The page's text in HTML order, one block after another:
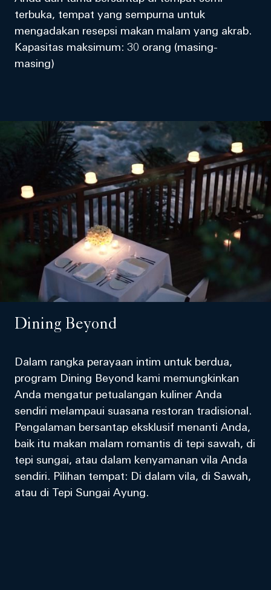
terbuka, tempat yang sempurna untuk
mengadakan resepsi makan malam yang akrab.
Kapasitas maksimum: 30 orang (masing-
masing)
Dining Beyond
Dalam rangka perayaan intim untuk berdua,
program Dining Beyond kami memungkinkan
Anda mengatur petualangan kuliner Anda
sendiri melampaui suasana restoran tradisional.
Pengalaman bersantap eksklusif menanti Anda,
baik itu makan malam romantis di tepi sawah, di
tepi sungai, atau dalam kenyamanan vila Anda
sendiri. Pilihan tempat: Di dalam vila, di Sawah,
atau di Tepi Sungai Ayung.